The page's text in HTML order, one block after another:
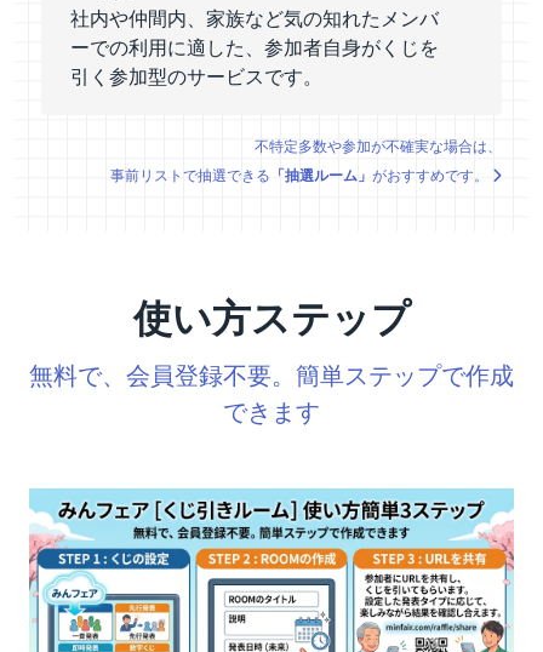
社内や仲間内、家族など気の知れたメンバ
ーでの利用に適した、参加者自身がくじを
引く参加型のサービスです。
不特定多数や参加が不確実な場合は、
事前リストで抽選できる 「抽選ルーム」 がおすすめです。
使い方ステップ
無料で、会員登録不要。簡単ステップで作成
できます